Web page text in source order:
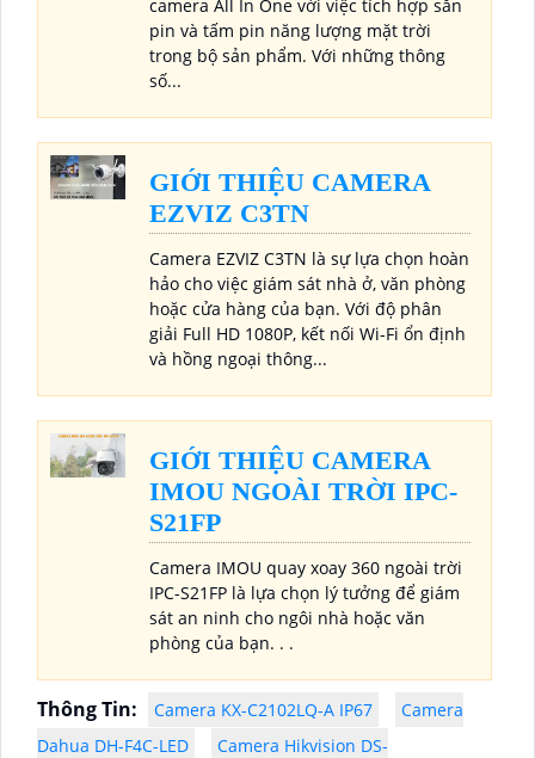
camera All In One với việc tích hợp sẵn
pin và tấm pin năng lượng mặt trời
trong bộ sản phẩm. Với những thông
số...
GIỚI THIỆU CAMERA
EZVIZ C3TN
Camera EZVIZ C3TN là sự lựa chọn hoàn
hảo cho việc giám sát nhà ở, văn phòng
hoặc cửa hàng của bạn. Với độ phân
giải Full HD 1080P, kết nối Wi-Fi ổn định
và hồng ngoại thông...
GIỚI THIỆU CAMERA
IMOU NGOÀI TRỜI IPC-
S21FP
Camera IMOU quay xoay 360 ngoài trời
IPC-S21FP là lựa chọn lý tưởng để giám
sát an ninh cho ngôi nhà hoặc văn
phòng của bạn. . .
Thông Tin: Camera KX-C2102LQ-A IP67
Camera
Dahua DH-F4C-LED
Camera Hikvision DS-